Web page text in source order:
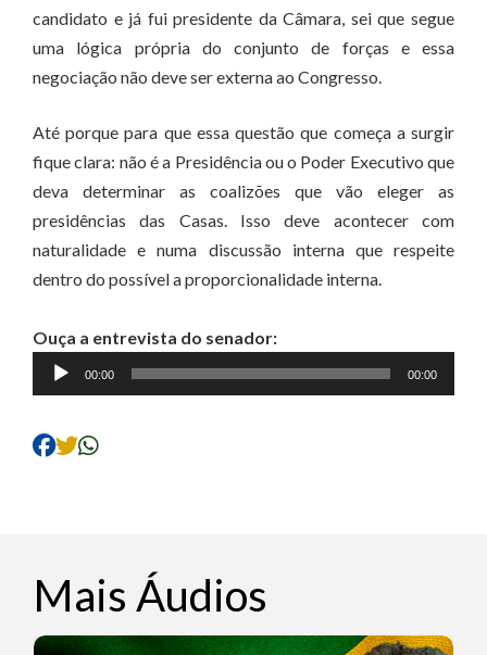
candidato e já fui presidente da Câmara, sei que segue
uma lógica própria do conjunto de forças e essa
negociação não deve ser externa ao Congresso.
Até porque para que essa questão que começa a surgir
fique clara: não é a Presidência ou o Poder Executivo que
deva determinar as coalizões que vão eleger as
presidências das Casas. Isso deve acontecer com
naturalidade e numa discussão interna que respeite
dentro do possível a proporcionalidade interna.
Ouça a entrevista do senador:
Tocador
de
00:00 00:00
Mais Áudios